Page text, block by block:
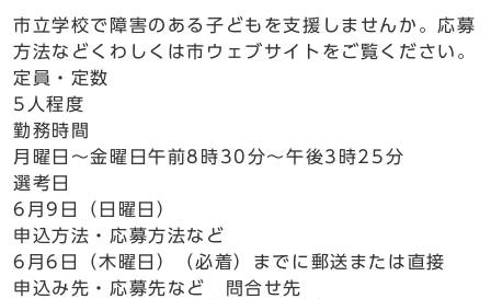
市立学校で障害のある子どもを支援しませんか。応募
方法などくわしくは市ウェブサイトをご覧ください。
定員・定数
5人程度
勤務時間
月曜日～金曜日午前8時30分～午後3時25分
選考日
6月9日（日曜日）
申込方法・応募方法など
6月6日（木曜日）（必着）までに郵送または直接
申込み先・応募先など 問合せ先